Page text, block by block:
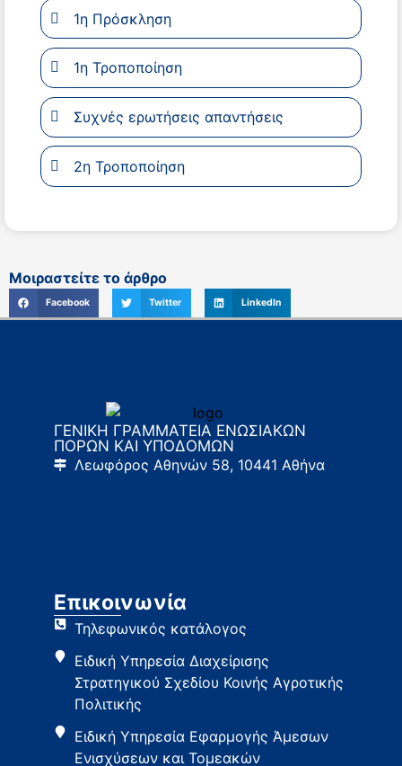
1η Πρόσκληση
1η Τροποποίηση
Συχνές ερωτήσεις απαντήσεις
2η Τροποποίηση
Μοιραστείτε το άρθρο
Facebook Twitter LinkedIn
ΓΕΝΙΚΗ ΓΡΑΜΜΑΤΕΙΑ ΕΝΩΣΙΑΚΩΝ
ΠΟΡΩΝ ΚΑΙ ΥΠΟΔΟΜΩΝ
Λεωφόρος Αθηνών 58, 10441 Αθήνα
Επικοινωνία
Τηλεφωνικός κατάλογος
Ειδική Υπηρεσία Διαχείρισης
Στρατηγικού Σχεδίου Κοινής Αγροτικής
Πολιτικής
Ειδική Υπηρεσία Εφαρμογής Άμεσων
Ενισχύσεων και Τομεακών